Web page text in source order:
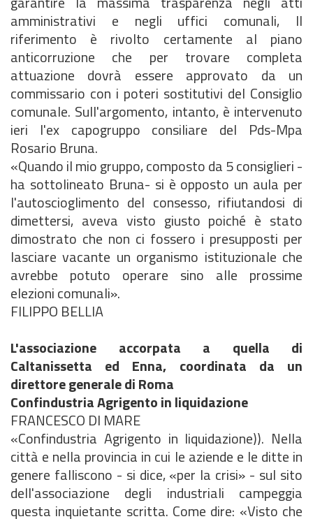
amministrativi e negli uffici comunali, Il
riferimento è rivolto certamente al piano
anticorruzione che per trovare completa
attuazione dovrà essere approvato da un
commissario con i poteri sostitutivi del Consiglio
comunale. Sull'argomento, intanto, è intervenuto
ieri l'ex capogruppo consiliare del Pds-Mpa
Rosario Bruna.
«Quando il mio gruppo, composto da 5 consiglieri -
ha sottolineato Bruna- si è opposto un aula per
l'autoscioglimento del consesso, rifiutandosi di
dimettersi, aveva visto giusto poiché è stato
dimostrato che non ci fossero i presupposti per
lasciare vacante un organismo istituzionale che
avrebbe potuto operare sino alle prossime
elezioni comunali».
FILIPPO BELLIA
L'associazione accorpata a quella di
Caltanissetta ed Enna, coordinata da un
direttore generale di Roma
Confindustria Agrigento in liquidazione
FRANCESCO DI MARE
«Confindustria Agrigento in liquidazione)). Nella
città e nella provincia in cui le aziende e le ditte in
genere falliscono - si dice, «per la crisi» - sul sito
dell'associazione degli industriali campeggia
questa inquietante scritta. Come dire: «Visto che